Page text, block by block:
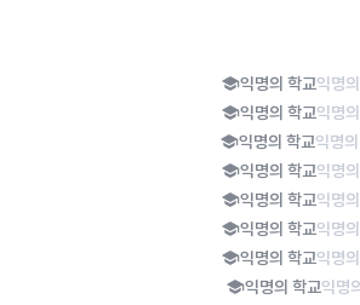
익명의 학교익명
익명의 학교익명
익명의 학교익명
익명의 학교익명
익명의 학교익명
익명의 학교익명
익명의 학교익명
익명의 학교익명